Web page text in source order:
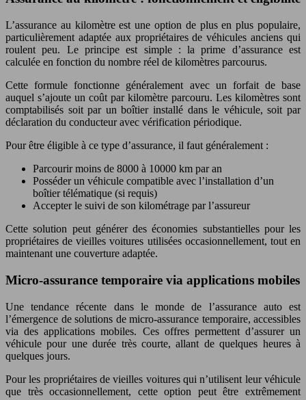
L’assurance au kilomètre est une option de plus en plus populaire,
particulièrement adaptée aux propriétaires de véhicules anciens qui
roulent peu. Le principe est simple : la prime d’assurance est
calculée en fonction du nombre réel de kilomètres parcourus.
Cette formule fonctionne généralement avec un forfait de base
auquel s’ajoute un coût par kilomètre parcouru. Les kilomètres sont
comptabilisés soit par un boîtier installé dans le véhicule, soit par
déclaration du conducteur avec vérification périodique.
Pour être éligible à ce type d’assurance, il faut généralement :
Parcourir moins de 8000 à 10000 km par an
Posséder un véhicule compatible avec l’installation d’un
boîtier télématique (si requis)
Accepter le suivi de son kilométrage par l’assureur
Cette solution peut générer des économies substantielles pour les
propriétaires de vieilles voitures utilisées occasionnellement, tout en
maintenant une couverture adaptée.
Micro-assurance temporaire via applications mobiles
Une tendance récente dans le monde de l’assurance auto est
l’émergence de solutions de micro-assurance temporaire, accessibles
via des applications mobiles. Ces offres permettent d’assurer un
véhicule pour une durée très courte, allant de quelques heures à
quelques jours.
Pour les propriétaires de vieilles voitures qui n’utilisent leur véhicule
que très occasionnellement, cette option peut être extrêmement